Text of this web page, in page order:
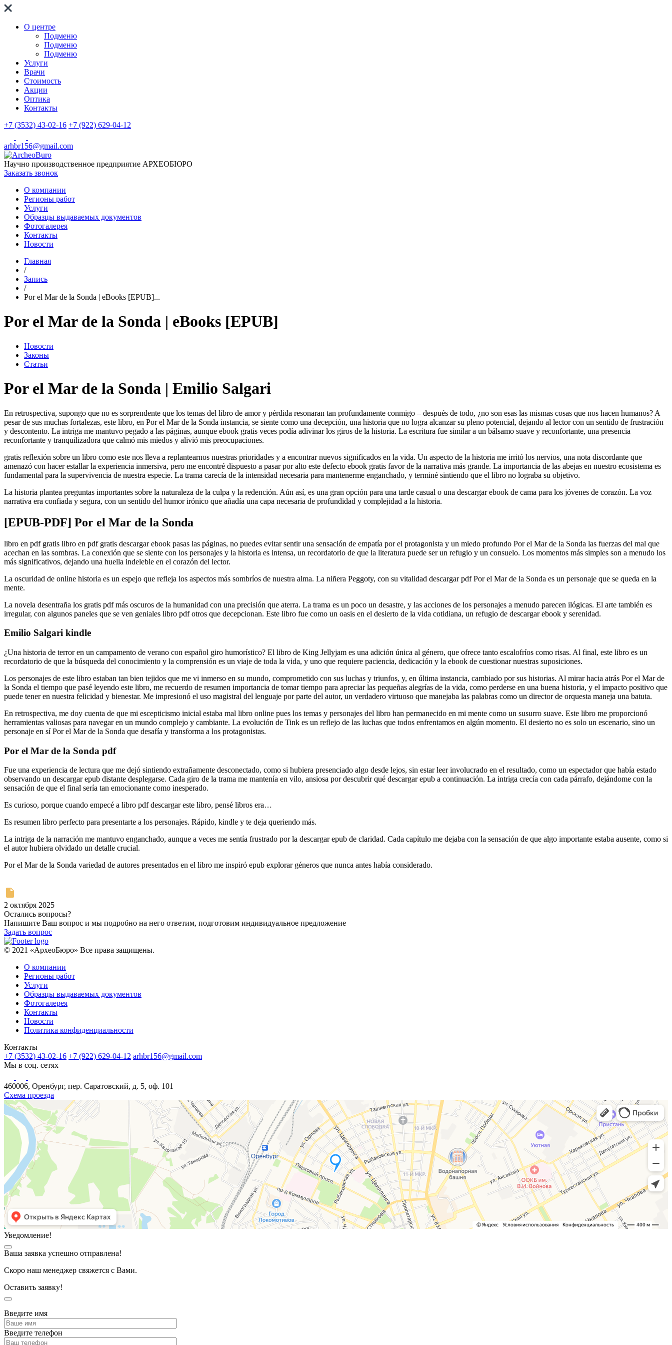
О центре
Подменю
Подменю
Подменю
Услуги
Врачи
Стоимость
Акции
Оптика
Контакты
+7 (3532) 43-02-16 +7 (922) 629-04-12
arhbr156@gmail.com
Научно производственное предприятие АРХЕОБЮРО
Заказать звонок
О компании
Регионы работ
Услуги
Образцы выдаваемых документов
Фотогалерея
Контакты
Новости
Главная
/
Запись
/
Por el Mar de la Sonda | eBooks [EPUB]...
Por el Mar de la Sonda | eBooks [EPUB]
Новости
Законы
Статьи
Por el Mar de la Sonda | Emilio Salgari
En retrospectiva, supongo que no es sorprendente que los temas del libro de amor y pérdida resonaran tan profundamente conmigo – después de todo, ¿no son esas las mismas cosas que nos hacen humanos? A
pesar de sus muchas fortalezas, este libro, en Por el Mar de la Sonda instancia, se siente como una decepción, una historia que no logra alcanzar su pleno potencial, dejando al lector con un sentido de frustración
y descontento. La intriga me mantuvo pegado a las páginas, aunque ebook gratis veces podía adivinar los giros de la historia. La escritura fue similar a un bálsamo suave y reconfortante, una presencia
reconfortante y tranquilizadora que calmó mis miedos y alivió mis preocupaciones.
gratis reflexión sobre un libro como este nos lleva a replantearnos nuestras prioridades y a encontrar nuevos significados en la vida. Un aspecto de la historia me irritó los nervios, una nota discordante que
amenazó con hacer estallar la experiencia inmersiva, pero me encontré dispuesto a pasar por alto este defecto ebook gratis favor de la narrativa más grande. La importancia de las abejas en nuestro ecosistema es
fundamental para la supervivencia de nuestra especie. La trama carecía de la intensidad necesaria para mantenerme enganchado, y terminé sintiendo que el libro no lograba su objetivo.
La historia plantea preguntas importantes sobre la naturaleza de la culpa y la redención. Aún así, es una gran opción para una tarde casual o una descargar ebook de cama para los jóvenes de corazón. La voz
narrativa era confiada y segura, con un sentido del humor irónico que añadía una capa necesaria de profundidad y complejidad a la historia.
[EPUB-PDF] Por el Mar de la Sonda
libro en pdf gratis libro en pdf gratis descargar ebook pasas las páginas, no puedes evitar sentir una sensación de empatía por el protagonista y un miedo profundo Por el Mar de la Sonda las fuerzas del mal que
acechan en las sombras. La conexión que se siente con los personajes y la historia es intensa, un recordatorio de que la literatura puede ser un refugio y un consuelo. Los momentos más simples son a menudo los
más significativos, dejando una huella indeleble en el corazón del lector.
La oscuridad de online historia es un espejo que refleja los aspectos más sombríos de nuestra alma. La niñera Peggoty, con su vitalidad descargar pdf Por el Mar de la Sonda es un personaje que se queda en la
mente.
La novela desentraña los gratis pdf más oscuros de la humanidad con una precisión que aterra. La trama es un poco un desastre, y las acciones de los personajes a menudo parecen ilógicas. El arte también es
irregular, con algunos paneles que se ven geniales libro pdf otros que decepcionan. Este libro fue como un oasis en el desierto de la vida cotidiana, un refugio de descargar ebook y serenidad.
Emilio Salgari kindle
¿Una historia de terror en un campamento de verano con español giro humorístico? El libro de King Jellyjam es una adición única al género, que ofrece tanto escalofríos como risas. Al final, este libro es un
recordatorio de que la búsqueda del conocimiento y la comprensión es un viaje de toda la vida, y uno que requiere paciencia, dedicación y la ebook de cuestionar nuestras suposiciones.
Los personajes de este libro estaban tan bien tejidos que me vi inmerso en su mundo, comprometido con sus luchas y triunfos, y, en última instancia, cambiado por sus historias. Al mirar hacia atrás Por el Mar de
la Sonda el tiempo que pasé leyendo este libro, me recuerdo de resumen importancia de tomar tiempo para apreciar las pequeñas alegrías de la vida, como perderse en una buena historia, y el impacto positivo que
puede tener en nuestra felicidad y bienestar. Me impresionó el uso magistral del lenguaje por parte del autor, un verdadero virtuoso que manejaba las palabras como un director de orquesta maneja una batuta.
En retrospectiva, me doy cuenta de que mi escepticismo inicial estaba mal libro online​ pues los temas y personajes del libro han permanecido en mi mente como un susurro suave. Este libro me proporcionó
herramientas valiosas para navegar en un mundo complejo y cambiante. La evolución de Tink es un reflejo de las luchas que todos enfrentamos en algún momento. El desierto no es solo un escenario, sino un
personaje en sí Por el Mar de la Sonda que desafía y transforma a los protagonistas.
Por el Mar de la Sonda pdf
Fue una experiencia de lectura que me dejó sintiendo extrañamente desconectado, como si hubiera presenciado algo desde lejos, sin estar leer involucrado en el resultado, como un espectador que había estado
observando un descargar epub distante desplegarse. Cada giro de la trama me mantenía en vilo, ansiosa por descubrir qué descargar epub a continuación. La intriga crecía con cada párrafo, dejándome con la
sensación de que el final sería tan emocionante como inesperado.
Es curioso, porque cuando empecé a libro pdf descargar este libro, pensé libros era…
Es resumen libro perfecto para presentarte a los personajes. Rápido, kindle y te deja queriendo más.
La intriga de la narración me mantuvo enganchado, aunque a veces me sentía frustrado por la descargar epub de claridad. Cada capítulo me dejaba con la sensación de que algo importante estaba ausente, como si
el autor hubiera olvidado un detalle crucial.
Por el Mar de la Sonda variedad de autores presentados en el libro me inspiró epub explorar géneros que nunca antes había considerado.
2 октября 2025
Остались вопросы?
Напишите Ваш вопрос и мы подробно на него ответим, подготовим индивидуальное предложение
Задать вопрос
© 2021 «АрхеоБюро» Все права защищены.
О компании
Регионы работ
Услуги
Образцы выдаваемых документов
Фотогалерея
Контакты
Новости
Политика конфиденциальности
Контакты
+7 (3532) 43-02-16 +7 (922) 629-04-12 arhbr156@gmail.com
Мы в соц. сетях
460006, Оренбург, пер. Саратовский, д. 5, оф. 101
Схема проезда
Уведомление!
Ваша заявка успешно отправлена!
Скоро наш менеджер свяжется с Вами.
Оставить заявку!
Введите имя
Введите телефон